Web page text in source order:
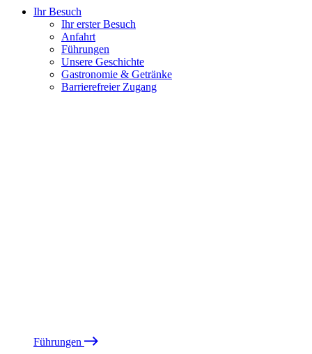
Ihr Besuch
Ihr erster Besuch
Anfahrt
Führungen
Unsere Geschichte
Gastronomie & Getränke
Barrierefreier Zugang
Führungen